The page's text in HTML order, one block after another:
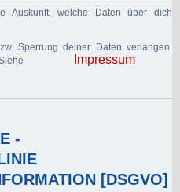
Auskunft, welche Daten über dich
Sperrung deiner Daten verlangen.
Impressum
-
[DSGVO]